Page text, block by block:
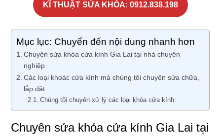
KĨ THUẬT SỬA KHÓA: 0912.838.198
Mục lục: Chuyển đến nội dung nhanh hơn
Chuyên sửa khóa cửa kính Gia Lai tại nhà chuyên
nghiệp
Các loại khoác cửa kính mà chúng tôi chuyên sửa chữa,
lắp đặt
Chúng tôi chuyên xử lý các loại khóa cửa kính:
Chuyên sửa khóa cửa kính Gia Lai tại